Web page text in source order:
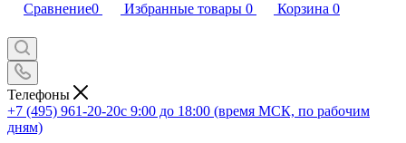
Сравнение0 Избранные товары 0 Корзина 0
Телефоны
+7 (495) 961-20-20с 9:00 до 18:00 (время МСК, по рабочим
дням)